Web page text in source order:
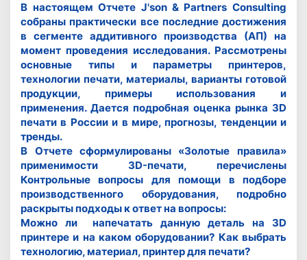
В настоящем Отчете J'son & Partners Consulting
собраны практически все последние достижения
в сегменте аддитивного производства (АП) на
момент проведения исследования. Рассмотрены
основные типы и параметры принтеров,
технологии печати, материалы, варианты готовой
продукции, примеры использования и
применения. Дается подробная оценка рынка 3D
печати в России и в мире, прогнозы, тенденции и
тренды.
В Отчете сформулированы «Золотые правила»
применимости 3D-печати, перечислены
Контрольные вопросы для помощи в подборе
производственного оборудования, подробно
раскрыты подходы к ответ на вопросы:
Можно ли напечатать данную деталь на 3D
принтере и на каком оборудовании? Как выбрать
технологию, материал, принтер для печати?